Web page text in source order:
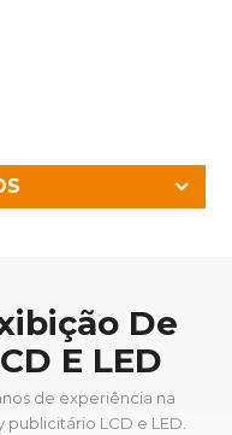
De
E LED
de experiência na
LCD e LED.